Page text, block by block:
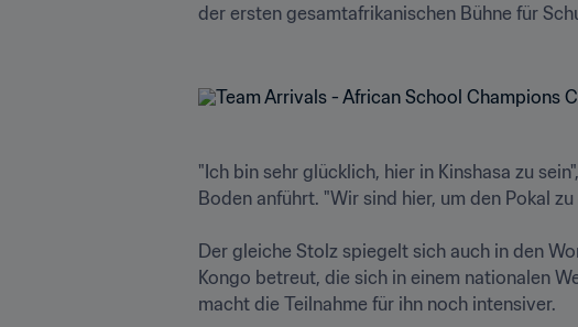
der ersten gesamtafrikanischen Bühne für
"Ich bin sehr glücklich, hier in Kinshasa zu
Boden anführt. "Wir sind hier, um den Pokal
Der gleiche Stolz spiegelt sich auch in den
Kongo betreut, die sich in einem nationalen
macht die Teilnahme für ihn noch intensiver.